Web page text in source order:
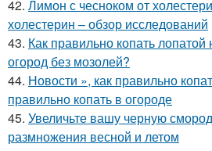
42. Лимон с чесноком от
холестерин – обзор исследований
43. Как правильно копать лопатой
огород без мозолей?
44. Новости », как правильно
правильно копать в огороде
45. Увеличьте вашу черную
размножения весной и летом